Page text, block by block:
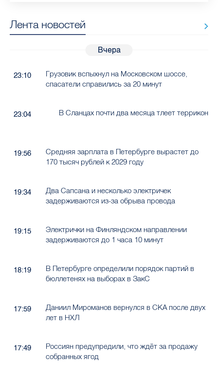
Лента новостей
Вчера
23:10
Грузовик вспыхнул на Московском шоссе,
спасатели справились за 20 минут
23:04 В Сланцах почти два месяца тлеет террикон
19:56
Средняя зарплата в Петербурге вырастет до
170 тысяч рублей к 2029 году
19:34
Два Сапсана и несколько электричек
задерживаются из-за обрыва провода
19:15
Электрички на Финляндском направлении
задерживаются до 1 часа 10 минут
18:19
В Петербурге определили порядок партий в
бюллетенях на выборах в ЗакС
17:59
Даниил Мироманов вернулся в СКА после двух
лет в НХЛ
17:49
Россиян предупредили, что ждёт за продажу
собранных ягод